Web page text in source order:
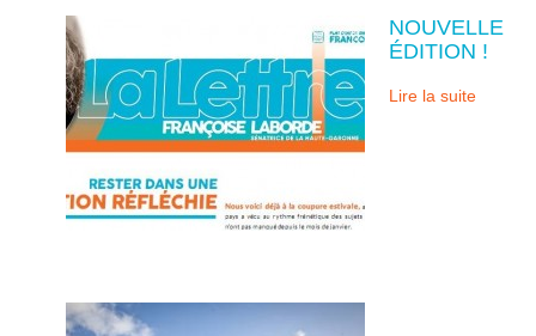
NOUVELLE
ÉDITION !
Lire la suite